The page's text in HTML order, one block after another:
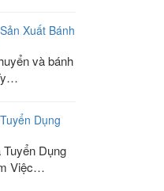
Xuất Bánh
và bánh
Dụng
Dụng
Việc…